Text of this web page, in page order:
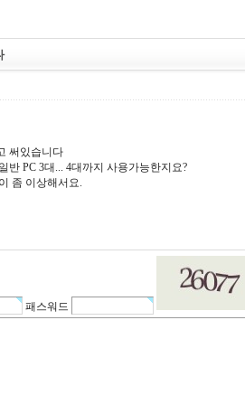
써있습니다
반 PC 3대... 4대까지 사용가능한지요?
좀 이상해서요.
패스워드